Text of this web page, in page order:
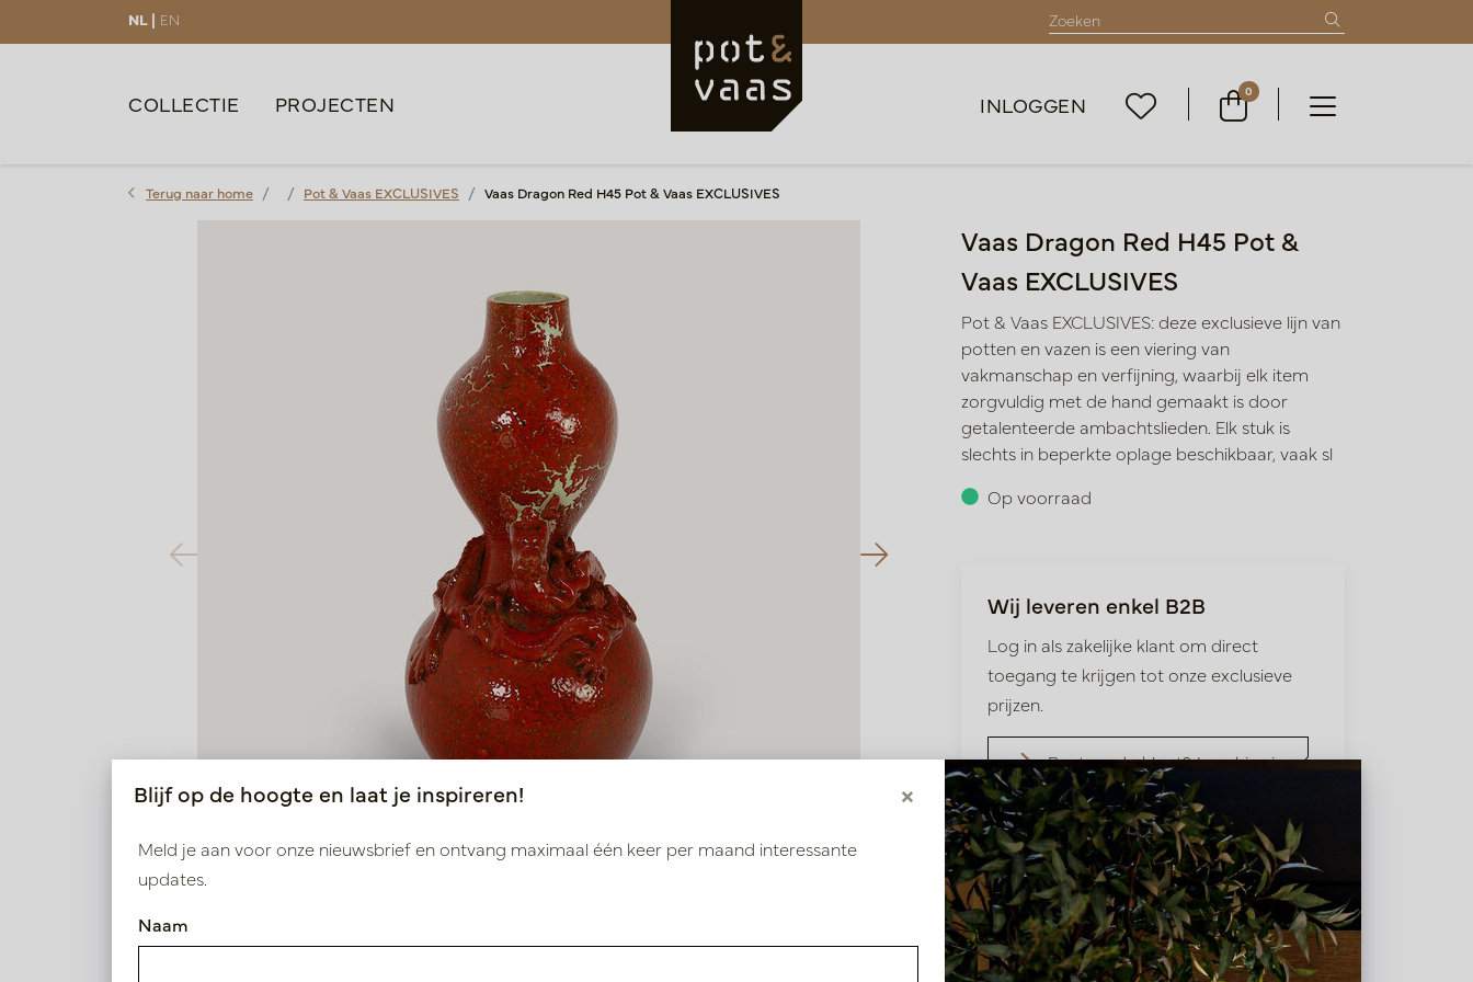
NL | EN
COLLECTIE PROJECTEN INLOGGEN 0
Terug naar home Pot & Vaas EXCLUSIVES Vaas Dragon Red H45 Pot & Vaas EXCLUSIVES
Vaas Dragon Red H45 Pot &
Vaas EXCLUSIVES
Pot & Vaas EXCLUSIVES: deze exclusieve lijn van
potten en vazen is een viering van
vakmanschap en verfijning, waarbij elk item
zorgvuldig met de hand gemaakt is door
getalenteerde ambachtslieden. Elk stuk is
slechts in beperkte oplage beschikbaar, vaak sl
Op voorraad
Wij leveren enkel B2B
Log in als zakelijke klant om direct
toegang te krijgen tot onze exclusieve
prijzen.
Bestaande klant? Log hier in
Nieuw? Registreer hier
Blijf op de hoogte en laat je inspireren! ×
Meld je aan voor onze nieuwsbrief en ontvang maximaal één keer per maand interessante
updates.
Naam